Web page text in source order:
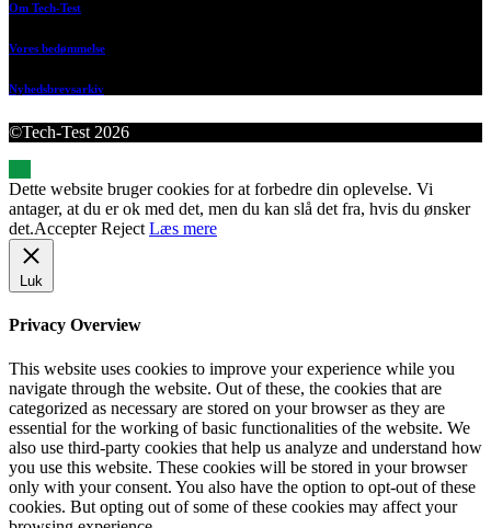
Om Tech-Test
Vores bedømmelse
Nyhedsbrevsarkiv
©Tech-Test 2026
Dette website bruger cookies for at forbedre din oplevelse. Vi
antager, at du er ok med det, men du kan slå det fra, hvis du ønsker
det.Accepter Reject Læs mere
Luk
Privacy Overview
This website uses cookies to improve your experience while you
navigate through the website. Out of these, the cookies that are
categorized as necessary are stored on your browser as they are
essential for the working of basic functionalities of the website. We
also use third-party cookies that help us analyze and understand how
you use this website. These cookies will be stored in your browser
only with your consent. You also have the option to opt-out of these
cookies. But opting out of some of these cookies may affect your